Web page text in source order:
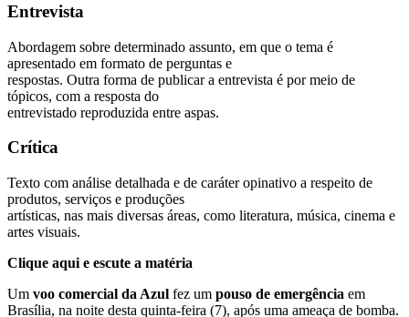
Entrevista
Abordagem sobre determinado assunto, em que o tema é
apresentado em formato de perguntas e
respostas. Outra forma de publicar a entrevista é por meio de
tópicos, com a resposta do
entrevistado reproduzida entre aspas.
Crítica
Texto com análise detalhada e de caráter opinativo a respeito de
produtos, serviços e produções
artísticas, nas mais diversas áreas, como literatura, música, cinema e
artes visuais.
Clique aqui e escute a matéria
Um voo comercial da Azul fez um pouso de emergência em
Brasília, na noite desta quinta-feira (7), após uma ameaça de bomba.